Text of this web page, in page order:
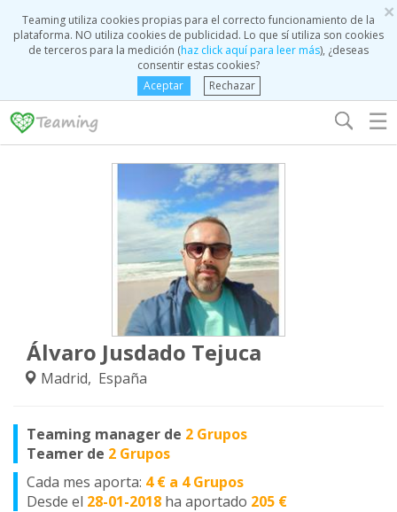
×
Teaming utiliza cookies propias para el correcto funcionamiento de la
plataforma. NO utiliza cookies de publicidad. Lo que sí utiliza son cookies
de terceros para la medición (haz click aquí para leer más), ¿deseas
consentir estas cookies?
Aceptar
Rechazar
☰
Álvaro Jusdado Tejuca
Madrid, España
Teaming manager de 2 Grupos
Teamer de 2 Grupos
Cada mes aporta: 4 € a 4 Grupos
Desde el 28-01-2018 ha aportado 205 €